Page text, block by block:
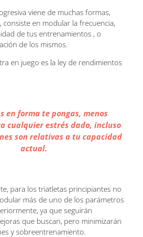
viene de muchas formas,
consiste en modular la frecuencia,
de tus entrenamientos , o
de los mismos.
en juego es la ley de rendimientos
en forma te pongas, menos
cualquier estrés dado, incluso
son relativas a tu capacidad
actual.
para los triatletas principiantes no
más de uno de los parámetros
ya que seguirán
que buscan, pero minimizarán
y sobreentrenamiento.